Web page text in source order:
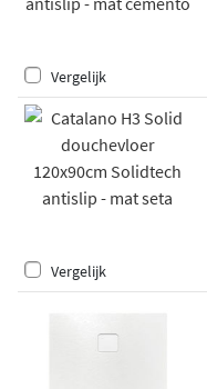
Vergelijk
Vergelijk